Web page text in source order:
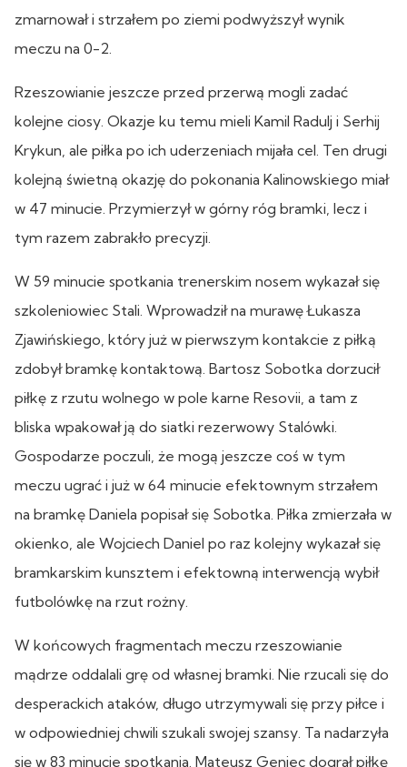
zmarnował i strzałem po ziemi podwyższył wynik
meczu na 0-2.
Rzeszowianie jeszcze przed przerwą mogli zadać
kolejne ciosy. Okazje ku temu mieli Kamil Radulj i Serhij
Krykun, ale piłka po ich uderzeniach mijała cel. Ten drugi
kolejną świetną okazję do pokonania Kalinowskiego miał
w 47 minucie. Przymierzył w górny róg bramki, lecz i
tym razem zabrakło precyzji.
W 59 minucie spotkania trenerskim nosem wykazał się
szkoleniowiec Stali. Wprowadził na murawę Łukasza
Zjawińskiego, który już w pierwszym kontakcie z piłką
zdobył bramkę kontaktową. Bartosz Sobotka dorzucił
piłkę z rzutu wolnego w pole karne Resovii, a tam z
bliska wpakował ją do siatki rezerwowy Stalówki.
Gospodarze poczuli, że mogą jeszcze coś w tym
meczu ugrać i już w 64 minucie efektownym strzałem
na bramkę Daniela popisał się Sobotka. Piłka zmierzała w
okienko, ale Wojciech Daniel po raz kolejny wykazał się
bramkarskim kunsztem i efektowną interwencją wybił
futbolówkę na rzut rożny.
W końcowych fragmentach meczu rzeszowianie
mądrze oddalali grę od własnej bramki. Nie rzucali się do
desperackich ataków, długo utrzymywali się przy piłce i
w odpowiedniej chwili szukali swojej szansy. Ta nadarzyła
się w 83 minucie spotkania. Mateusz Geniec dograł piłkę